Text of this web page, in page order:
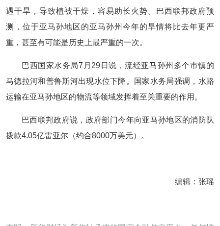
遇干旱，导致植被干燥，容易助长火势。巴西联邦政府预
测，位于亚马孙地区的亚马孙州今年的旱情将比去年更严
重，甚至有可能是历史上最严重的一次。
巴西国家水务局7月29日说，流经亚马孙州多个市镇的
马德拉河和普鲁斯河出现水位下降。国家水务局强调，水路
运输在亚马孙地区的物流等领域发挥着至关重要的作用。
巴西联邦政府说，政府部门今年向亚马孙地区的消防队
拨款4.05亿雷亚尔（约合8000万美元）。
编辑：张瑶